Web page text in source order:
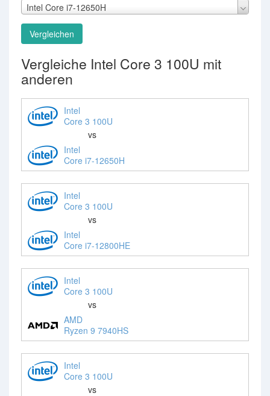
Intel Core i7-12650H
Vergleichen
Vergleiche Intel Core 3 100U mit
anderen
Intel
Core 3 100U
vs
Intel
Core i7-12650H
Intel
Core 3 100U
vs
Intel
Core i7-12800HE
Intel
Core 3 100U
vs
AMD
Ryzen 9 7940HS
Intel
Core 3 100U
vs